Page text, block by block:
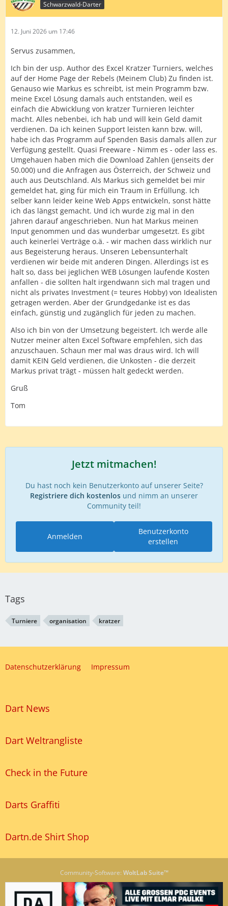
Schwarzwald-Darter
12. Juni 2026 um 17:46
Servus zusammen,
Ich bin der usp. Author des Excel Kratzer Turniers, welches
auf der Home Page der Rebels (Meinem Club) Zu finden ist.
Genauso wie Markus es schreibt, ist mein Programm bzw.
meine Excel Lösung damals auch entstanden, weil es
einfach die Abwicklung von kratzer Turnieren leichter
macht. Alles nebenbei, ich hab und will kein Geld damit
verdienen. Da ich keinen Support leisten kann bzw. will,
habe ich das Programm auf Spenden Basis damals allen zur
Verfügung gestellt. Quasi Freeware - Nimm es - oder lass es.
Umgehauen haben mich die Download Zahlen (jenseits der
50.000) und die Anfragen aus Österreich, der Schweiz und
auch aus Deutschland. Als Markus sich gemeldet bei mir
gemeldet hat, ging für mich ein Traum in Erfüllung. Ich
selber kann leider keine Web Apps entwickeln, sonst hätte
ich das längst gemacht. Und ich wurde zig mal in den
Jahren darauf angeschrieben. Nun hat Markus meinen
Input genommen und das wunderbar umgesetzt. Es gibt
auch keinerlei Verträge o.ä. - wir machen dass wirklich nur
aus Begeisterung heraus. Unseren Lebensunterhalt
verdienen wir beide mit anderen Dingen. Allerdings ist es
halt so, dass bei jeglichen WEB Lösungen laufende Kosten
anfallen - die sollten halt irgendwann sich mal tragen und
nicht als privates Investment (= teures Hobby) von Idealisten
getragen werden. Aber der Grundgedanke ist es das
einfach, günstig und zugänglich für jeden zu machen.
Also ich bin von der Umsetzung begeistert. Ich werde alle
Nutzer meiner alten Excel Software empfehlen, sich das
anzuschauen. Schaun mer mal was draus wird. Ich will
damit KEIN Geld verdienen, die Unkosten - die derzeit
Markus privat trägt - müssen halt gedeckt werden.
Gruß
Tom
Jetzt mitmachen!
Du hast noch kein Benutzerkonto auf unserer Seite?
Registriere dich kostenlos und nimm an unserer
Community teil!
Benutzerkonto
erstellen
Anmelden
Tags
Turniere organisation kratzer
Datenschutzerklärung Impressum
Dart News
Dart Weltrangliste
Check in the Future
Darts Graffiti
Dartn.de Shirt Shop
Community-Software: WoltLab Suite™